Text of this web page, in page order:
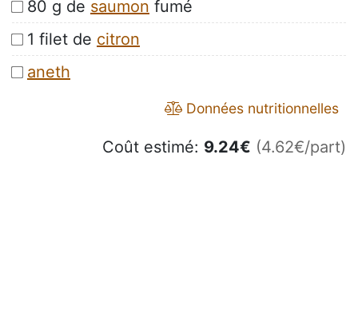
80 g de saumon fumé
1 filet de citron
aneth
Données nutritionnelles
Coût estimé: 9.24€ (4.62€/part)